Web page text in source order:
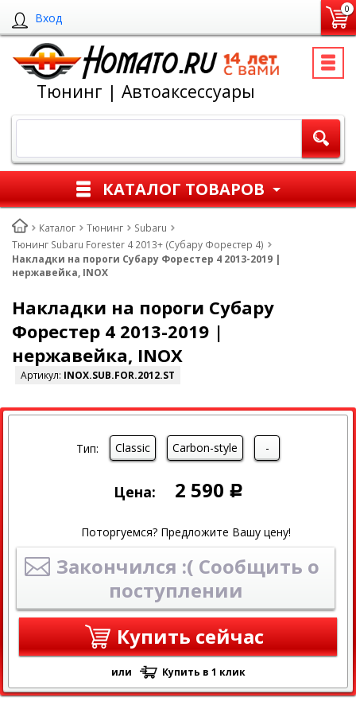
Вход
0
Тюнинг | Автоаксессуары
КАТАЛОГ ТОВАРОВ
Каталог Тюнинг
Subaru
Тюнинг Subaru Forester 4 2013+ (Субару Форестер 4)
Накладки на пороги Субару Форестер 4 2013-2019 |
нержавейка, INOX
Накладки на пороги Субару
Форестер 4 2013-2019 |
нержавейка, INOX
Артикул: INOX.SUB.FOR.2012.ST
Тип: Classic Carbon-style -
Цена: 2 590 Р
Поторгуемся? Предложите Вашу цену!
Закончился :( Сообщить о
поступлении
Купить сейчас
или Купить в 1 клик